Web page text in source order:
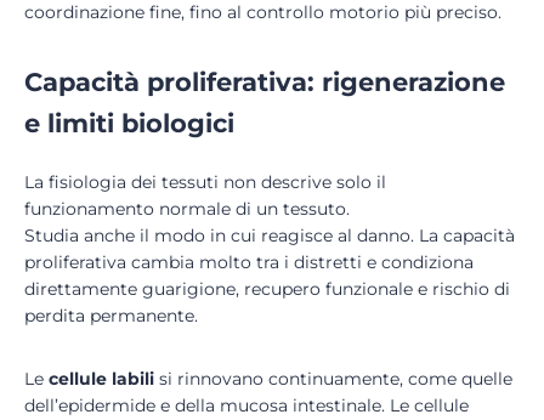
coordinazione fine, fino al controllo motorio più preciso.
Capacità proliferativa: rigenerazione
e limiti biologici
La fisiologia dei tessuti non descrive solo il
funzionamento normale di un tessuto.
Studia anche il modo in cui reagisce al danno. La capacità
proliferativa cambia molto tra i distretti e condiziona
direttamente guarigione, recupero funzionale e rischio di
perdita permanente.
Le cellule labili si rinnovano continuamente, come quelle
dell’epidermide e della mucosa intestinale. Le cellule